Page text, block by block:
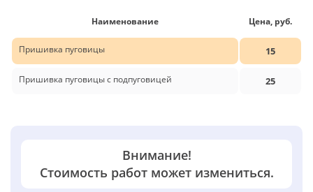
Наименование Цена, руб.
Пришивка пуговицы 15
Пришивка пуговицы с подпуговицей 25
Внимание!
Стоимость работ может измениться.